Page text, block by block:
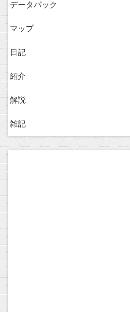
データパック
マップ
日記
紹介
解説
雑記